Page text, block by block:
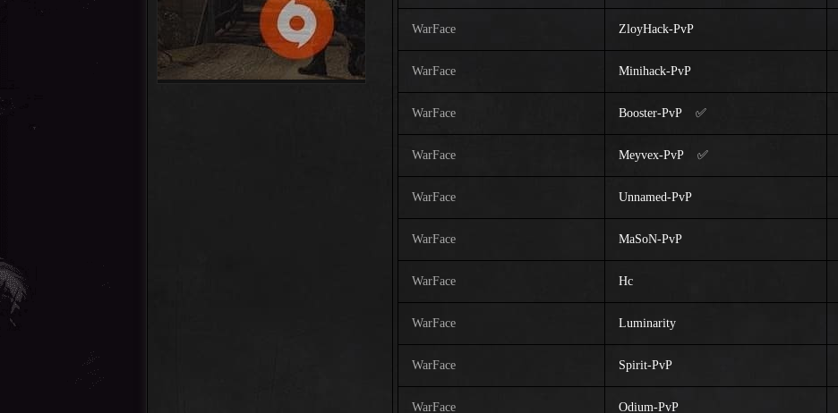
WarFace ZloyHack-PvP
WarFace Minihack-PvP
WarFace Booster-PvP ✅
WarFace Meyvex-PvP ✅
WarFace Unnamed-PvP
WarFace MaSoN-PvP
WarFace Hc
WarFace Luminarity
WarFace Spirit-PvP
WarFace Odium-PvP